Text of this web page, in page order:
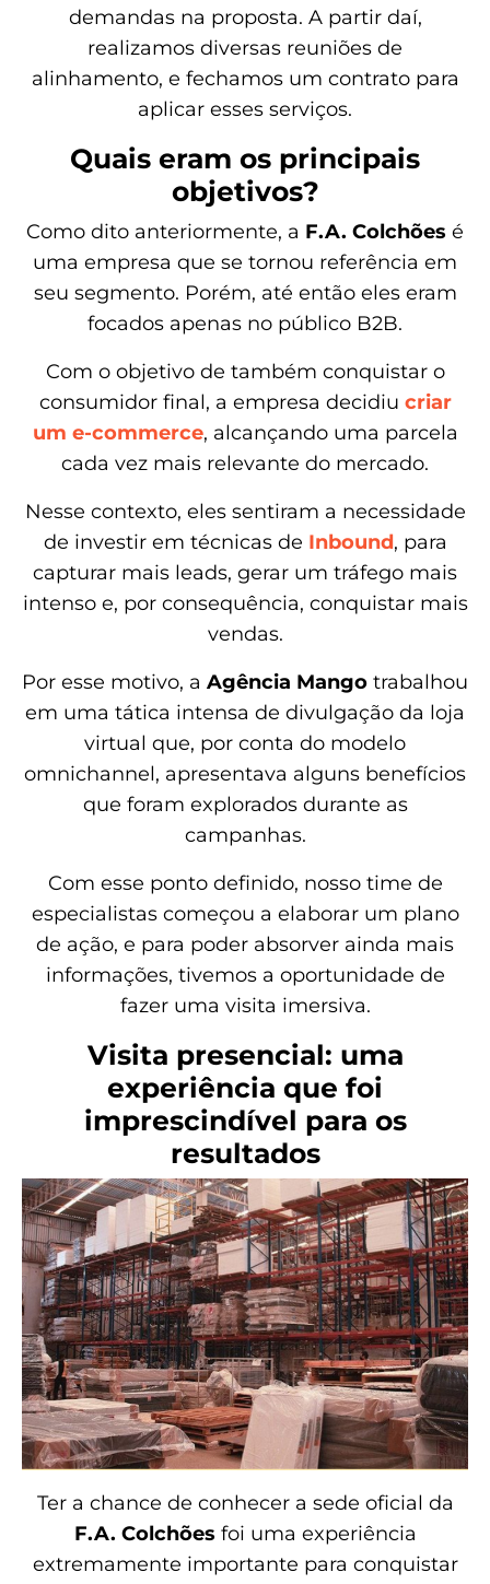
demandas na proposta. A partir daí,
realizamos diversas reuniões de
alinhamento, e fechamos um contrato para
aplicar esses serviços.
Quais eram os principais
objetivos?
Como dito anteriormente, a F.A. Colchões é
uma empresa que se tornou referência em
seu segmento. Porém, até então eles eram
focados apenas no público B2B.
Com o objetivo de também conquistar o
consumidor final, a empresa decidiu criar
um e-commerce, alcançando uma parcela
cada vez mais relevante do mercado.
Nesse contexto, eles sentiram a necessidade
de investir em técnicas de Inbound, para
capturar mais leads, gerar um tráfego mais
intenso e, por consequência, conquistar mais
vendas.
Por esse motivo, a Agência Mango trabalhou
em uma tática intensa de divulgação da loja
virtual que, por conta do modelo
omnichannel, apresentava alguns benefícios
que foram explorados durante as
campanhas.
Com esse ponto definido, nosso time de
especialistas começou a elaborar um plano
de ação, e para poder absorver ainda mais
informações, tivemos a oportunidade de
fazer uma visita imersiva.
Visita presencial: uma
experiência que foi
imprescindível para os
resultados
Ter a chance de conhecer a sede oficial da
F.A. Colchões foi uma experiência
extremamente importante para conquistar